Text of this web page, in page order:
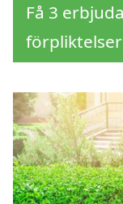
Få 3
förpliktelser